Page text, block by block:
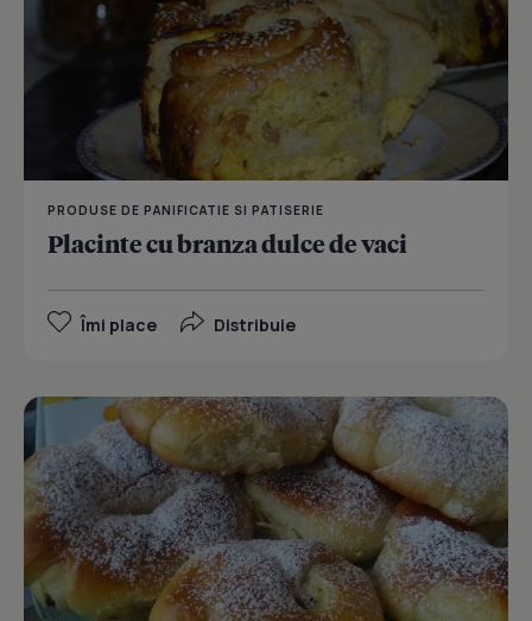
PRODUSE DE PANIFICATIE SI PATISERIE
Placinte cu branza dulce de vaci
Îmi place Distribuie